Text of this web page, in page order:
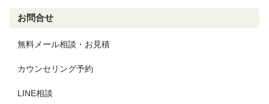
お問合せ
無料メール相談・お見積
カウンセリング予約
LINE相談